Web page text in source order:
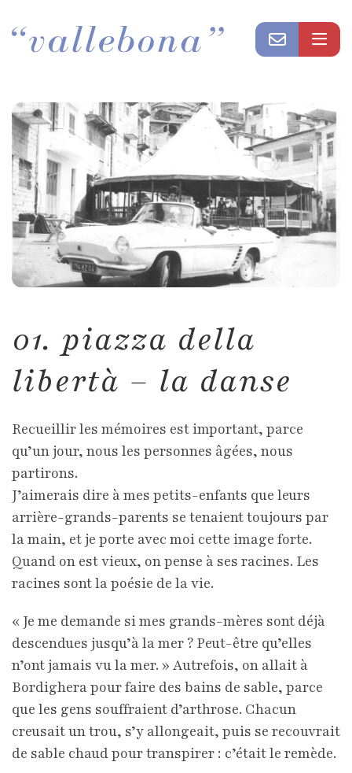
01. piazza della
libertà – la danse
Recueillir les mémoires est important, parce
qu’un jour, nous les personnes âgées, nous
partirons.
J’aimerais dire à mes petits-enfants que leurs
arrière-grands-parents se tenaient toujours par
la main, et je porte avec moi cette image forte.
Quand on est vieux, on pense à ses racines. Les
racines sont la poésie de la vie.
« Je me demande si mes grands-mères sont déjà
descendues jusqu’à la mer ? Peut-être qu’elles
n’ont jamais vu la mer. » Autrefois, on allait à
Bordighera pour faire des bains de sable, parce
que les gens souffraient d’arthrose. Chacun
creusait un trou, s’y allongeait, puis se recouvrait
de sable chaud pour transpirer : c’était le remède.